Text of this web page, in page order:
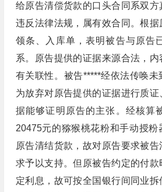
给原告清偿货款的口头合同系双
违反法律法规，属有效合同。根据
领条、入库单，表明被告与原告
系。原告提供的证据来源合法，
有关联性。被告*****经依法传唤
为放弃对原告提供的证据进行质
据能够证明原告的主张。经核算
20475元的猕猴桃花粉和手动授
原告清结货款，故对原告要求被
求予以支持。但原被告约定的付
定利息，故可按全国银行间同业